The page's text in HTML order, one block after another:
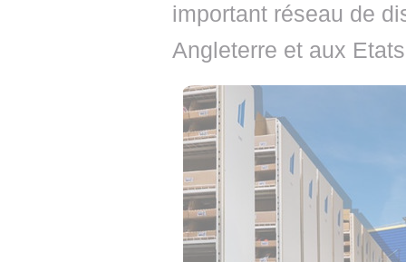
important réseau de
Angleterre et aux